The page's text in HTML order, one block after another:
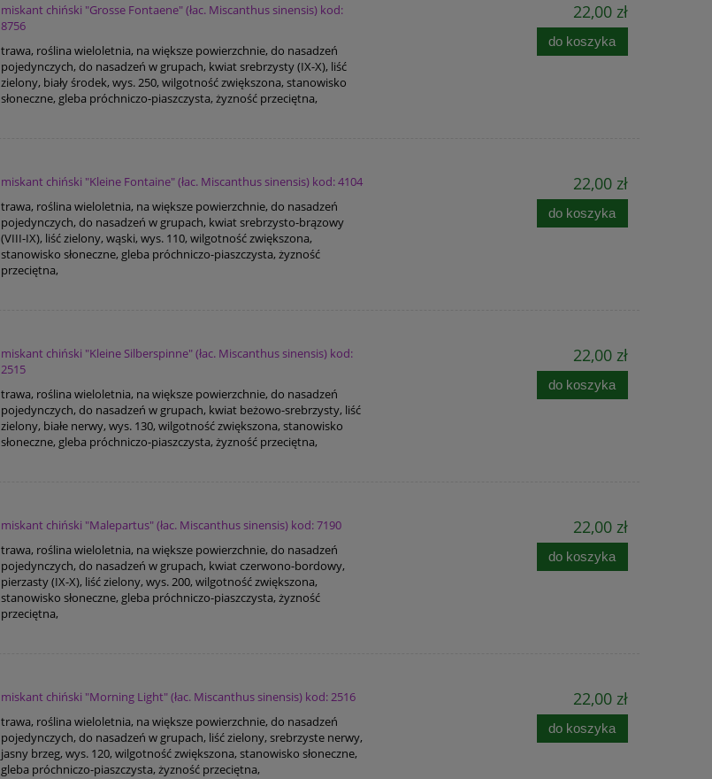
miskant chiński "Grosse Fontaene" (łac. Miscanthus sinensis) kod:
8756
trawa, roślina wieloletnia, na większe powierzchnie, do nasadzeń
pojedynczych, do nasadzeń w grupach, kwiat srebrzysty (IX-X), liść
zielony, biały środek, wys. 250, wilgotność zwiększona, stanowisko
słoneczne, gleba próchniczo-piaszczysta, żyzność przeciętna,
22,00 zł
do koszyka
miskant chiński "Kleine Fontaine" (łac. Miscanthus sinensis) kod: 4104
trawa, roślina wieloletnia, na większe powierzchnie, do nasadzeń
pojedynczych, do nasadzeń w grupach, kwiat srebrzysto-brązowy
(VIII-IX), liść zielony, wąski, wys. 110, wilgotność zwiększona,
stanowisko słoneczne, gleba próchniczo-piaszczysta, żyzność
przeciętna,
22,00 zł
do koszyka
miskant chiński "Kleine Silberspinne" (łac. Miscanthus sinensis) kod:
2515
trawa, roślina wieloletnia, na większe powierzchnie, do nasadzeń
pojedynczych, do nasadzeń w grupach, kwiat beżowo-srebrzysty, liść
zielony, białe nerwy, wys. 130, wilgotność zwiększona, stanowisko
słoneczne, gleba próchniczo-piaszczysta, żyzność przeciętna,
22,00 zł
do koszyka
miskant chiński "Malepartus" (łac. Miscanthus sinensis) kod: 7190
trawa, roślina wieloletnia, na większe powierzchnie, do nasadzeń
pojedynczych, do nasadzeń w grupach, kwiat czerwono-bordowy,
pierzasty (IX-X), liść zielony, wys. 200, wilgotność zwiększona,
stanowisko słoneczne, gleba próchniczo-piaszczysta, żyzność
przeciętna,
22,00 zł
do koszyka
miskant chiński "Morning Light" (łac. Miscanthus sinensis) kod: 2516
trawa, roślina wieloletnia, na większe powierzchnie, do nasadzeń
pojedynczych, do nasadzeń w grupach, liść zielony, srebrzyste nerwy,
jasny brzeg, wys. 120, wilgotność zwiększona, stanowisko słoneczne,
gleba próchniczo-piaszczysta, żyzność przeciętna,
22,00 zł
do koszyka